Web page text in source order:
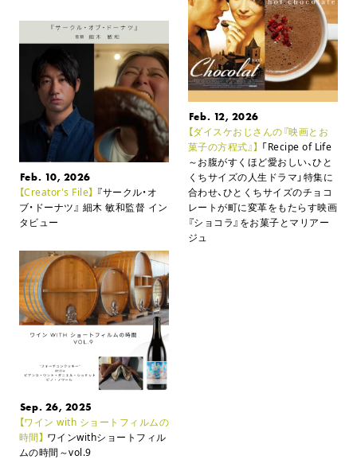
Feb. 12, 2026
【ダイスケおじさんの『映画とお
菓子の方程式』】 「Recipe of Life
～お腹がすくほど愛おしい、ひと
くちサイズの人生ドラマ」特集に
合わせ、ひとくちサイズのチョコ
レートが町に変革をもたらす映画
『ショコラ』をお菓子とマリアー
ジュ
Feb. 10, 2026
【Creator's File】 『サークル・オ
ブ・ドーナツ』 細木 敏和監督 イン
タビュー
Sep. 26, 2025
【ワイン with ショートフィルムの
時間】 ワインwithショートフィル
ムの時間～vol.9